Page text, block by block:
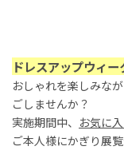
ドレスアップウィー
おしゃれを楽しみな
ごしませんか？
実施期間中、 お気に
ご本人様にかぎり展